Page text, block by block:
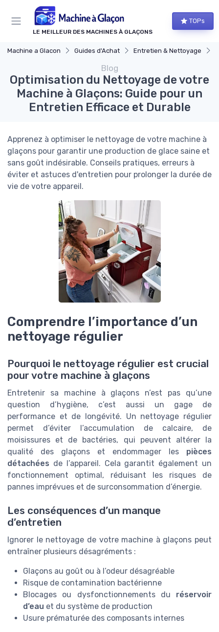
LE MEILLEUR DES MACHINES À GLAÇONS
TOPs
Machine a Glacon Guides d'Achat Entretien & Nettoyage
Blog
Optimisation du Nettoyage de votre
Machine à Glaçons: Guide pour un
Entretien Efficace et Durable
Apprenez à optimiser le nettoyage de votre machine à
glaçons pour garantir une production de glace saine et
sans goût indésirable. Conseils pratiques, erreurs à
éviter et astuces d'entretien pour prolonger la durée de
vie de votre appareil.
Comprendre l’importance d’un
nettoyage régulier
Pourquoi le nettoyage régulier est crucial
pour votre machine à glaçons
Entretenir sa machine à glaçons n’est pas qu’une
question d’hygiène, c’est aussi un gage de
performance et de longévité. Un nettoyage régulier
permet d’éviter l’accumulation de calcaire, de
moisissures et de bactéries, qui peuvent altérer la
qualité des glaçons et endommager les pièces
détachées de l’appareil. Cela garantit également un
fonctionnement optimal, réduisant les risques de
pannes imprévues et de surconsommation d’énergie.
Les conséquences d’un manque
d’entretien
Ignorer le nettoyage de votre machine à glaçons peut
entraîner plusieurs désagréments :
Glaçons au goût ou à l’odeur désagréable
Risque de contamination bactérienne
Blocages ou dysfonctionnements du réservoir
d’eau et du système de production
Usure prématurée des composants internes
Panneau de gestion des cookies